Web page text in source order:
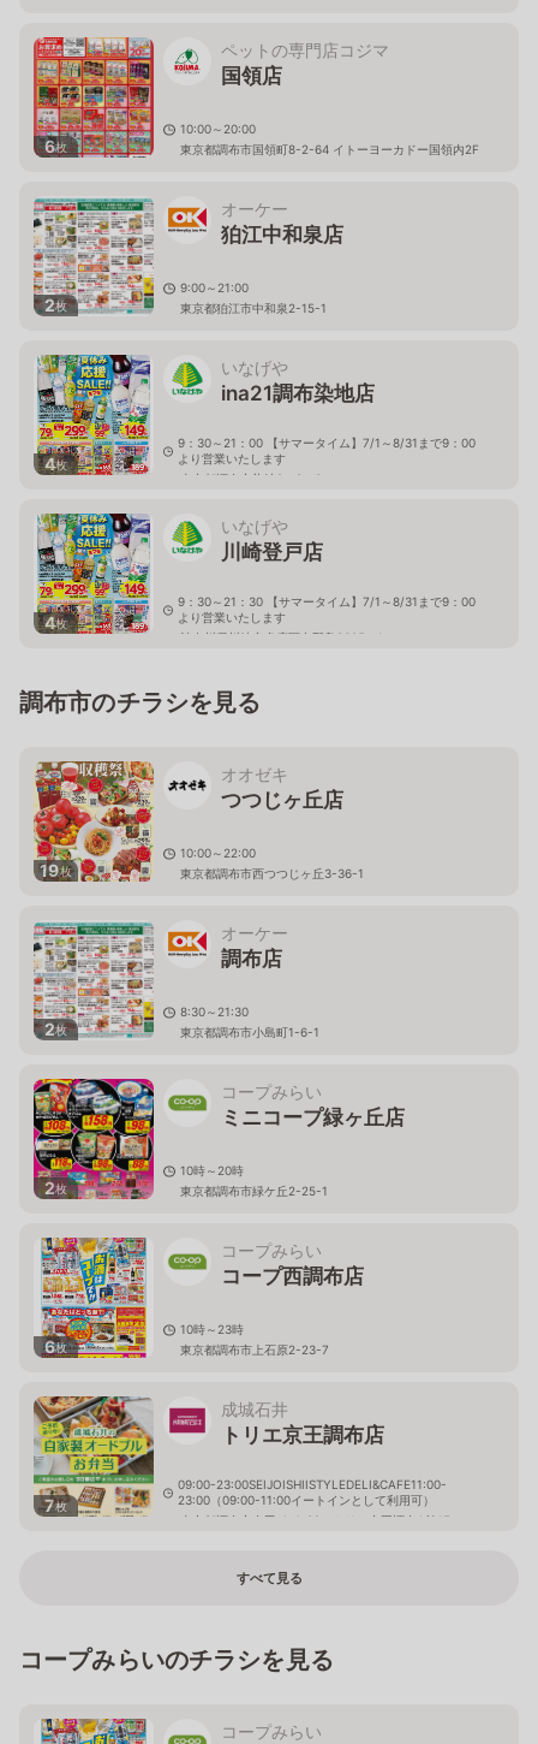
6枚
ペットの専門店コジマ
国領店
10:00～20:00
東京都調布市国領町8-2-64 イトーヨーカドー国領内2F
2枚
オーケー
狛江中和泉店
9:00～21:00
東京都狛江市中和泉2-15-1
4枚
いなげや
ina21調布染地店
9：30～21：00 【サマータイム】7/1～8/31まで9：00
より営業いたします
東京都調布市染地2－8－3
4枚
いなげや
川崎登戸店
9：30～21：30 【サマータイム】7/1～8/31まで9：00
より営業いたします
神奈川県川崎市多摩区中野島2325－1
調布市のチラシを見る
19枚
オオゼキ
つつじヶ丘店
10:00～22:00
東京都調布市西つつじヶ丘3-36-1
2枚
オーケー
調布店
8:30～21:30
東京都調布市小島町1-6-1
2枚
コープみらい
ミニコープ緑ヶ丘店
10時～20時
東京都調布市緑ケ丘2-25-1
6枚
コープみらい
コープ西調布店
10時～23時
東京都調布市上石原2-23-7
7枚
成城石井
トリエ京王調布店
09:00-23:00SEIJOISHIISTYLEDELI&CAFE11:00-
23:00（09:00-11:00イートインとして利用可）
東京都調布市布田 4-4-22 トリエ京王調布A館1F
すべて見る
コープみらいのチラシを見る
コープみらい